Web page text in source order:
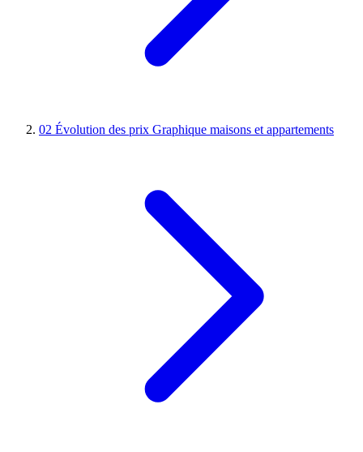
02 Évolution des prix Graphique maisons et appartements